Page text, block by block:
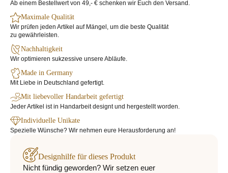
Ab einem Bestellwert von 49,- € schenken wir Euch den Versand.
Maximale Qualität
Wir prüfen jeden Artikel auf Mängel, um die beste Qualität
zu gewährleisten.
Nachhaltigkeit
Wir optimieren sukzessive unsere Abläufe.
Made in Germany
Mit Liebe in Deutschland gefertigt.
Mit liebevoller Handarbeit gefertigt
Jeder Artikel ist in Handarbeit designt und hergestellt worden.
Individuelle Unikate
Spezielle Wünsche? Wir nehmen eure Herausforderung an!
Designhilfe für dieses Produkt
Nicht fündig geworden? Wir setzen euer